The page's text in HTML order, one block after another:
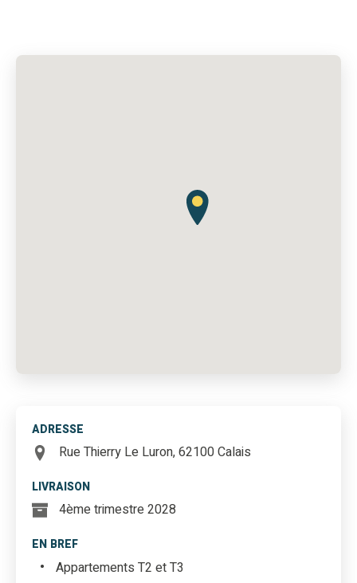
ADRESSE
Rue Thierry Le Luron, 62100 Calais
LIVRAISON
4ème trimestre 2028
EN BREF
Appartements T2 et T3